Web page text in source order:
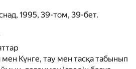
1995, 39-том, 39-бет.
Күнге, тау мен тасқа табынып